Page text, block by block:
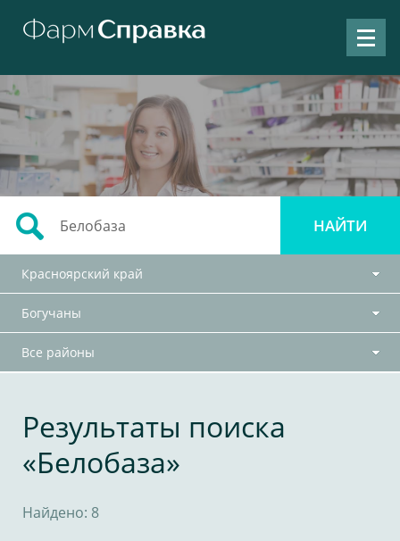
Красноярский край
Богучаны
Все районы
Результаты поиска
«Белобаза»
Найдено: 8